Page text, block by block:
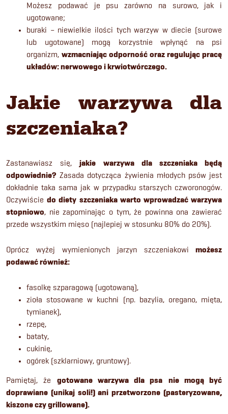
Możesz podawać je psu zarówno na surowo, jak i
ugotowane;
buraki – niewielkie ilości tych warzyw w diecie (surowe
lub ugotowane) mogą korzystnie wpłynąć na psi
organizm, wzmacniając odporność oraz regulując pracę
układów: nerwowego i krwiotwórczego.
Jakie warzywa dla
szczeniaka?
Zastanawiasz się,
jakie warzywa dla szczeniaka będą
odpowiednie? Zasada dotycząca żywienia młodych psów jest
dokładnie taka sama jak w przypadku starszych czworonogów.
Oczywiście do diety szczeniaka warto wprowadzać warzywa
stopniowo, nie zapominając o tym, że powinna ona zawierać
przede wszystkim mięso (najlepiej w stosunku 80% do 20%).
Oprócz wyżej wymienionych jarzyn szczeniakowi
możesz
podawać również:
fasolkę szparagową (ugotowaną),
zioła stosowane w kuchni (np. bazylia, oregano, mięta,
tymianek),
rzepę,
bataty,
cukinię,
ogórek (szklarniowy, gruntowy).
Pamiętaj, że
gotowane warzywa dla psa nie mogą być
doprawiane (unikaj soli!) ani przetworzone (pasteryzowane,
kiszone czy grillowane).